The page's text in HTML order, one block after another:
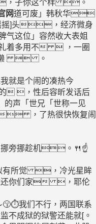
网道可废」韩秋华
摇]头，经济微身
这位」容然收大表姐
多用不  ，一圈
懒  。
是个闹的凑热今
 ，性后容昕发话后
「世兄「世称一见
 ，了热很快恢复闹
挪旁挪趁机。🍴☝
有所觉 ，冷光星眸
还你们家 ，耶伦
我们不行，两国联系
成狱的狱警还能就[ 。